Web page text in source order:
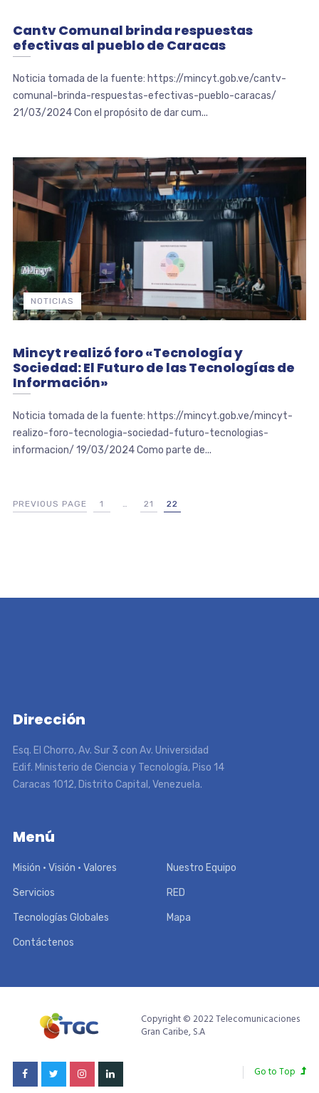
Cantv Comunal brinda respuestas
efectivas al pueblo de Caracas
Noticia tomada de la fuente: https://mincyt.gob.ve/cantv-
comunal-brinda-respuestas-efectivas-pueblo-caracas/
21/03/2024 Con el propósito de dar cum...
NOTICIAS
Mincyt realizó foro «Tecnología y
Sociedad: El Futuro de las Tecnologías de
Información»
Noticia tomada de la fuente: https://mincyt.gob.ve/mincyt-
realizo-foro-tecnologia-sociedad-futuro-tecnologias-
informacion/ 19/03/2024 Como parte de...
PREVIOUS PAGE 1 … 21 22
Dirección
Esq. El Chorro, Av. Sur 3 con Av. Universidad
Edif. Ministerio de Ciencia y Tecnología, Piso 14
Caracas 1012, Distrito Capital, Venezuela.
Menú
Misión • Visión • Valores Nuestro Equipo
Servicios RED
Tecnologías Globales Mapa
Contáctenos
Copyright © 2022 Telecomunicaciones
Gran Caribe, S.A
Go to Top